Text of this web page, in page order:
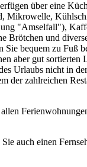
über eine
Mikrowelle,
"Amselfall"),
Brötchen und
Sie bequem zu Fuß
aber gut sortierten
Urlaubs nicht in
der zahlreichen
auch einen